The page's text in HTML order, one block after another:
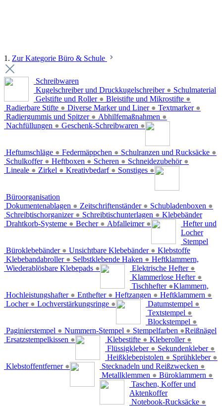
1. Zur Kategorie Büro & Schule
Schreibwaren
Kugelschreiber und Druckkugelschreiber ●
Gelstifte und Roller ● Bleistifte und Mikrostifte ●
Radierbare Stifte ● Diverse Marker und Liner ● Textmarker ●
Radiergummis und Spitzer ● Abhilfemaßnahmen ●
Nachfüllungen ● Geschenk-Schreibwaren ●
Schulmaterial
Heftumschläge ● Federmäppchen ● Schulranzen und Rucksäcke ●
Schulkoffer ● Heftboxen ● Scheren ● Schneidezubehör ●
Lineale ● Zirkel ● Kreativbedarf ● Sonstiges ●
Büroorganisation
Dokumentenablagen ● Zeitschriftenständer ● Schubladenboxen ●
Schreibtischorganizer ● Schreibtischunterlagen ●
Drahtkorb-Systeme ● Becher ● Abfalleimer ●
Klebebänder
Büroklebebänder ● Unsichtbare Klebebänder ●
Klebebandabroller ● Selbstklebende Haken ●
Wiederablösbare Klebepads ●
Hefter und
Locher
Elektrische Hefter ●
Klammerlose Hefter ●
Tischhefter ●
Hochleistungshafter ● Enthefter ● Heftzangen ● Heftklammern ●
Locher ● Lochverstärkungsringe ●
Stempel
Datumstempel ●
Textstempel ●
Blockstempel ●
Paginierstempel ● Nummern-Stempel ● Stempelfarben ●
Ersatzstempelkissen ●
Klebstoffe
Klebestifte ● Kleberoller ●
Flüssigkleber ● Sekundenkleber ●
Heißklebepistolen ● Sprühkleber ●
Klebstoffentferner ●
Heftklammern,
Klammern,
Reißnägel
Stecknadeln und Reißzwecken ●
Metallklemmen ● Büroklammern ●
Taschen, Koffer und
Aktenkoffer
Notebook-Rucksäcke ●